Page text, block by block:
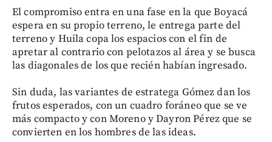
El compromiso entra en una fase en la que Boyacá
espera en su propio terreno, le entrega parte del
terreno y Huila copa los espacios con el fin de
apretar al contrario con pelotazos al área y se busca
las diagonales de los que recién habían ingresado.
Sin duda, las variantes de estratega Gómez dan los
frutos esperados, con un cuadro foráneo que se ve
más compacto y con Moreno y Dayron Pérez que se
convierten en los hombres de las ideas.